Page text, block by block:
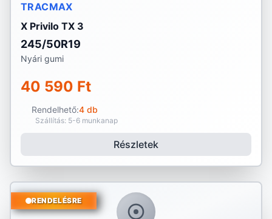
TRACMAX
X Privilo TX 3
245/50R19
Nyári gumi
40 590 Ft
Rendelhető:4 db
Szállítás: 5-6 munkanap
Részletek
RENDELÉSRE